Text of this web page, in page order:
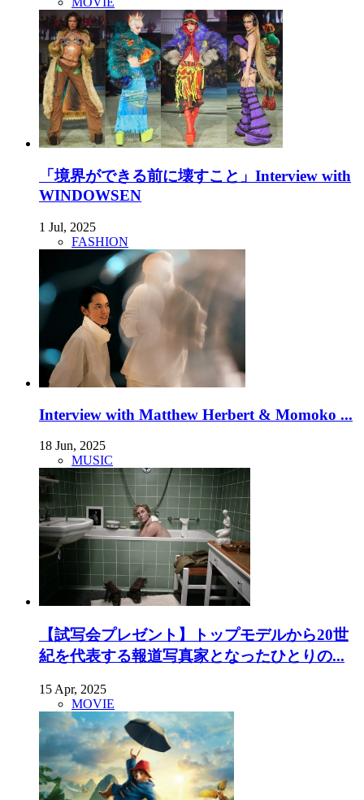
「境界ができる前に壊すこと」Interview with
WINDOWSEN
1 Jul, 2025
FASHION
Interview with Matthew Herbert & Momoko ...
18 Jun, 2025
MUSIC
【試写会プレゼント】トップモデルから20世
紀を代表する報道写真家となったひとりの...
15 Apr, 2025
MOVIE